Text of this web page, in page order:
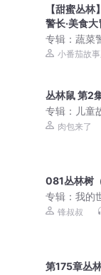
【甜蜜丛
警长·美食
专辑：蔬菜
道！|儿童睡
小番茄故
丛林鼠 第2
专辑： 儿童
肉包来了
081丛林树
专辑：我的
锋叔叔
第175章丛